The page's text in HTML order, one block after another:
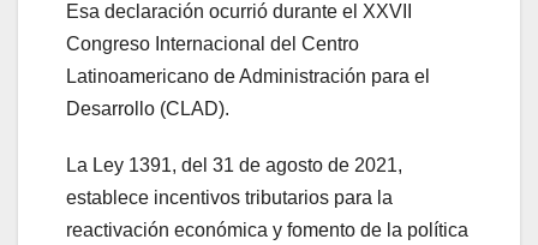
Esa declaración ocurrió durante el XXVII
Congreso Internacional del Centro
Latinoamericano de Administración para el
Desarrollo (CLAD).
La Ley 1391, del 31 de agosto de 2021,
establece incentivos tributarios para la
reactivación económica y fomento de la política